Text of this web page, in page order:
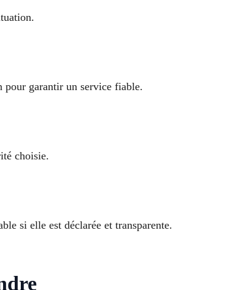
pour garantir un service fiable.
choisie.
si elle est déclarée et transparente.